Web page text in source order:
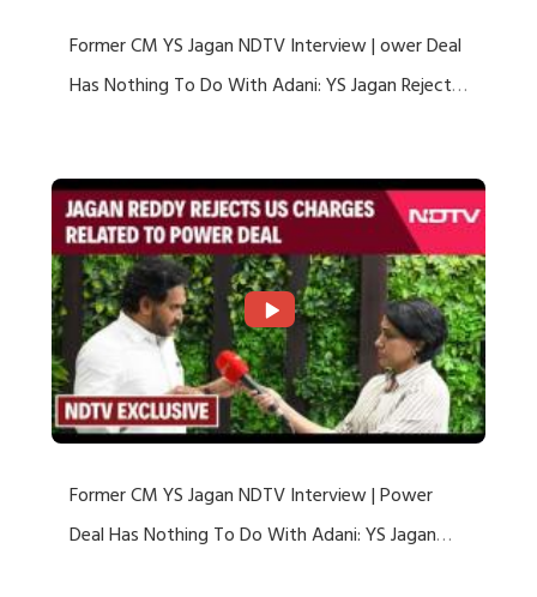
Former CM YS Jagan NDTV Interview | ower Deal
Has Nothing To Do With Adani: YS Jagan Rejects
Former CM YS Jagan NDTV Interview | Power
Deal Has Nothing To Do With Adani: YS Jagan